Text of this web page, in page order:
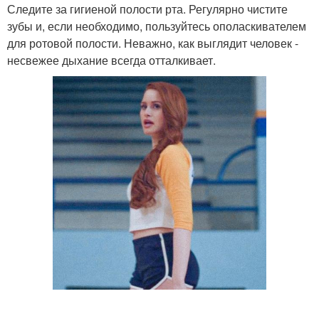
Следите за гигиеной полости рта. Регулярно чистите
зубы и, если необходимо, пользуйтесь ополаскивателем
для ротовой полости. Неважно, как выглядит человек -
несвежее дыхание всегда отталкивает.